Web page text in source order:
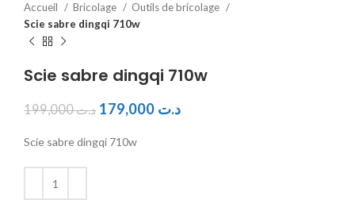
Accueil Bricolage
Outils de bricolage
Scie sabre dingqi 710w
Scie sabre dingqi 710w
د.ت199,000 د.ت
Scie sabre dingqi 710w